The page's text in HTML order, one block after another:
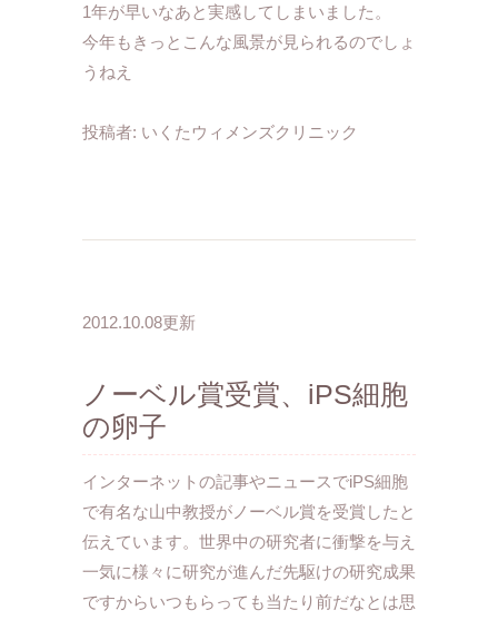
1年が早いなあと実感してしまいました。
今年もきっとこんな風景が見られるのでしょ
うねえ
投稿者: いくたウィメンズクリニック
2012.10.08更新
ノーベル賞受賞、iPS細胞
の卵子
インターネットの記事やニュースでiPS細胞
で有名な山中教授がノーベル賞を受賞したと
伝えています。世界中の研究者に衝撃を与え
一気に様々に研究が進んだ先駆けの研究成果
ですからいつもらっても当たり前だなとは思